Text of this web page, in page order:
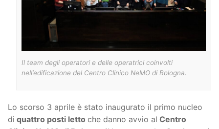
Il team degli operatori e delle operatrici coinvolti
nell’edificazione del Centro Clinico NeMO di Bologna.
Lo scorso 3 aprile è stato inaugurato il primo nucleo
di quattro posti letto che danno avvio al Centro